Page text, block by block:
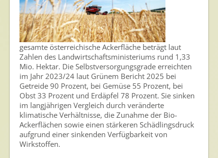
gesamte österreichische Ackerfläche beträgt laut
Zahlen des Landwirtschaftsministeriums rund 1,33
Mio. Hektar. Die Selbstversorgungsgrade erreichten
im Jahr 2023/24 laut Grünem Bericht 2025 bei
Getreide 90 Prozent, bei Gemüse 55 Prozent, bei
Obst 33 Prozent und Erdäpfel 78 Prozent. Sie sinken
im langjährigen Vergleich durch veränderte
klimatische Verhältnisse, die Zunahme der Bio-
Ackerflächen sowie einen stärkeren Schädlingsdruck
aufgrund einer sinkenden Verfügbarkeit von
Wirkstoffen.